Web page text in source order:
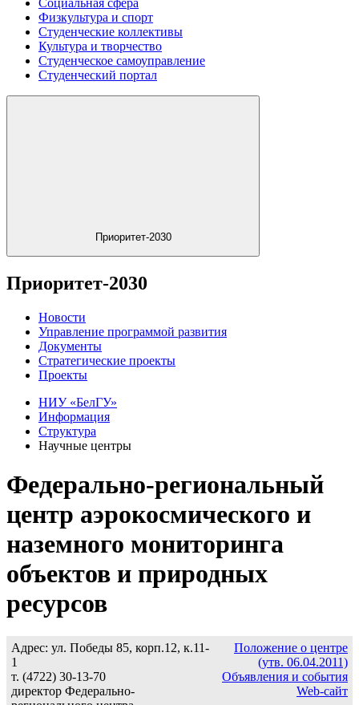
Социальная сфера
Физкультура и спорт
Студенческие коллективы
Культура и творчество
Студенческое самоуправление
Студенческий портал
Приоритет-2030
Приоритет-2030
Новости
Управление программой развития
Документы
Стратегические проекты
Проекты
НИУ «БелГУ»
Информация
Структура
Научные центры
Федерально-региональный
центр аэрокосмического и
наземного мониторинга
объектов и природных
ресурсов
Адрес: ул. Победы 85, корп.12, к.11-
1
т. (4722) 30-13-70
директор Федерально-
Положение о центре
(утв. 06.04.2011)
Объявления и события
Web-сайт